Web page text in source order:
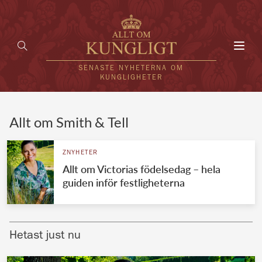
SENASTE NYHETERNA OM
KUNGLIGHETER
UTLÄNDSKT
VÄRLDENS KUNGAHUS
Brittiska kungahuset
Allt om Smith & Tell
ZNYHETER
Allt om Victorias födelsedag – hela
guiden inför festligheterna
Hetast just nu